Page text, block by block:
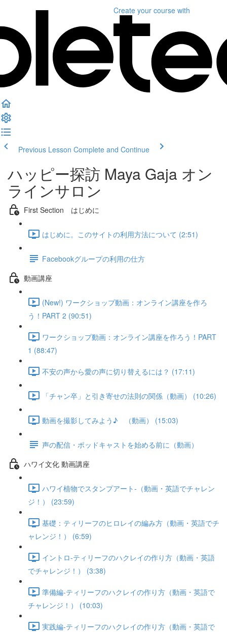
Create your course with
Previous Lesson Complete and Continue
ハッピー探訪 Maya Gaja オン
ラインサロン
First Section はじめに
はじめに。このサイトの利用方法について (2:51)
Facebookグループの利用の仕方
動画講座
(New!) ワークショップ動画：オンライン講座を作ろ
う！PART 2 (90:51)
ワークショップ動画：オンライン講座を作ろう！PART
1 (88:47)
不安の声から愛の声に切り替えるには？ (17:11)
「チャン卒」と引き寄せの法則の関係（動画） (10:26)
動画を撮影してみよう♪ （動画） (15:03)
声の配信・ポッドキャストを始める前に（動画）
ハワイ文化 動画講座
ハワイ植物でスタンプアート-（動画・英語でチャレン
ジ！） (23:59)
基礎：ティリーフのヒロレイの編み方（動画・英語でチ
ャレンジ！） (6:59)
イントロ-ティリーフのハクレイの作り方（動画・英語
でチャレンジ！） (3:38)
準備編-ティリーフのハクレイの作り方（動画・英語で
チャレンジ！） (10:03)
実践編-ティリーフのハクレイの作り方（動画・英語で